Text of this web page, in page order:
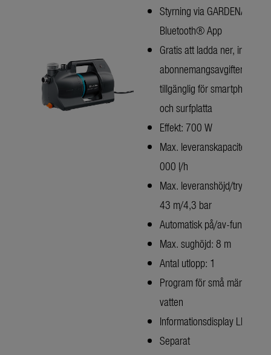
Styrning via GARDENA
Bluetooth® App
Gratis att ladda ner, inga
abonnemangsavgifter,
tillgänglig för smartphone
och surfplatta
Effekt: 700 W
Max. leveranskapacitet: 5
000 l/h
Max. leveranshöjd/tryck:
43 m/4,3 bar
Automatisk på/av-funktion
Max. sughöjd: 8 m
Antal utlopp: 1
Program för små mängder
vatten
Informationsdisplay LED
Separat